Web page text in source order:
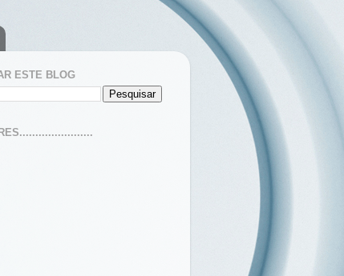
ESTE BLOG